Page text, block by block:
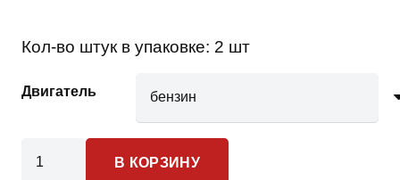
Кол-во штук в упаковке: 2 шт
Двигатель
товара
В КОРЗИНУ